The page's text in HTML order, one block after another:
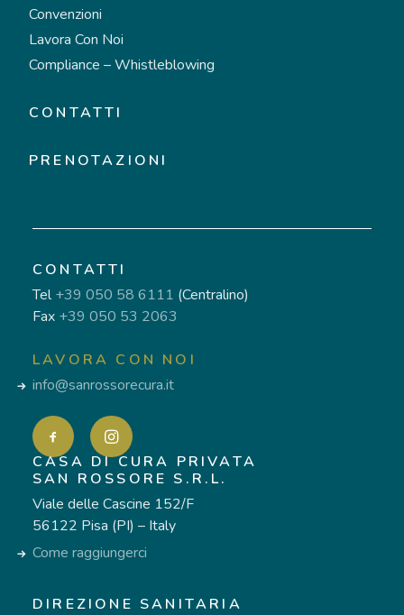
Convenzioni
Lavora Con Noi
Compliance – Whistleblowing
CONTATTI
PRENOTAZIONI
CONTATTI
Tel+39 050 58 6111 (Centralino)
Fax +39 050 53 2063
LAVORA CON NOI
info@sanrossorecura.it
CASA DI CURA PRIVATA
SAN ROSSORE S.R.L.
Viale delle Cascine 152/F
56122 Pisa (PI) – Italy
Come raggiungerci
DIREZIONE SANITARIA